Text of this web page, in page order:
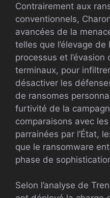
Contrairement aux
conventionnels,
avancées de la
telles que l’élevage de
processus et
terminaux, pour
désactiver les
de ransomes
furtivité de la
comparaisons avec
parrainées par l’État,
que le ransomware
phase de
Selon l’analyse de